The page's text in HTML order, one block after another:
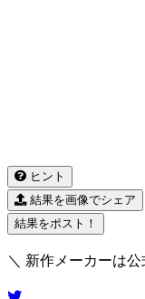
ヒント
結果を画像でシェア
結果をポスト！
＼ 新作メーカーは